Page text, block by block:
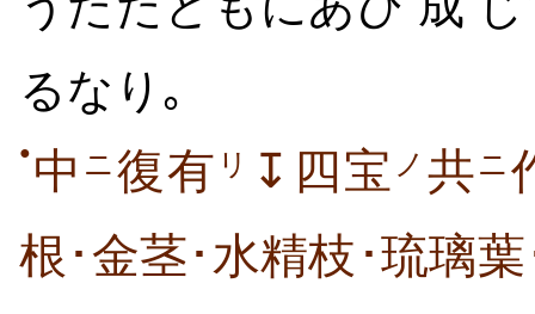
るなり｡
● 中 ニ復有 リ ↧四宝 ノ 共ニ
根･金茎･水精枝･琉璃